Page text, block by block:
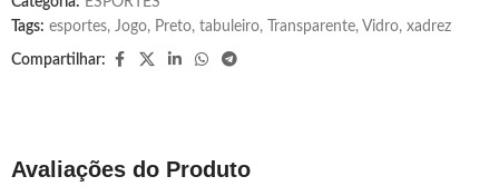
Tags: esportes, Jogo, Preto, tabuleiro, Transparente, Vidro, xadrez
Compartilhar:
Avaliações do Produto